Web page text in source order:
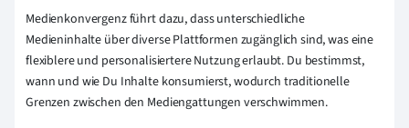
Medienkonvergenz führt dazu, dass unterschiedliche
Medieninhalte über diverse Plattformen zugänglich sind, was eine
flexiblere und personalisiertere Nutzung erlaubt. Du bestimmst,
wann und wie Du Inhalte konsumierst, wodurch traditionelle
Grenzen zwischen den Mediengattungen verschwimmen.